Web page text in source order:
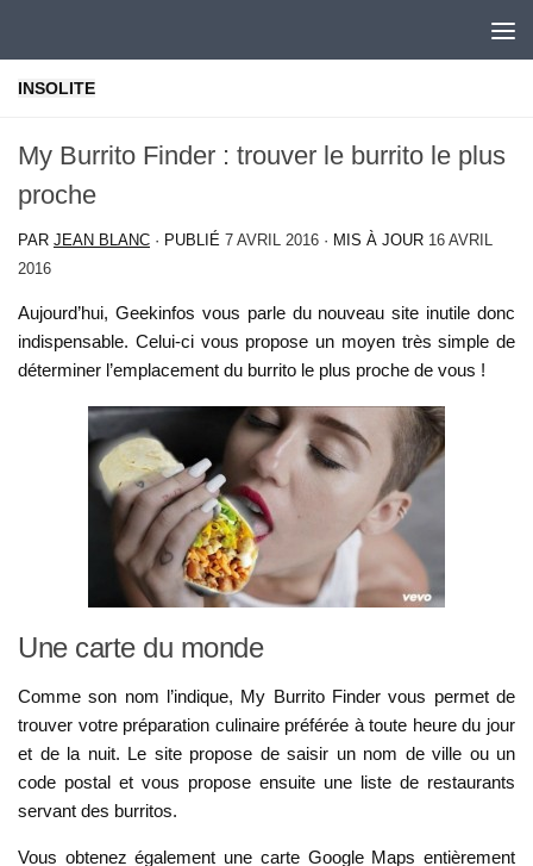
INSOLITE
My Burrito Finder : trouver le burrito le plus
proche
PAR JEAN BLANC · PUBLIÉ 7 AVRIL 2016 · MIS À JOUR 16 AVRIL
2016
Aujourd’hui, Geekinfos vous parle du nouveau site inutile donc
indispensable. Celui-ci vous propose un moyen très simple de
déterminer l’emplacement du burrito le plus proche de vous !
Une carte du monde
Comme son nom l’indique, My Burrito Finder vous permet de
trouver votre préparation culinaire préférée à toute heure du jour
et de la nuit. Le site propose de saisir un nom de ville ou un
code postal et vous propose ensuite une liste de restaurants
servant des burritos.
Vous obtenez également une carte Google Maps entièrement